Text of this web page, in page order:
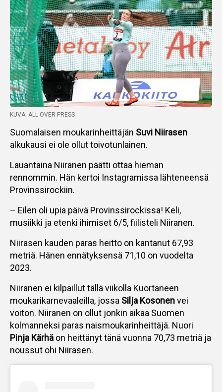
KUVA: ALL OVER PRESS
Suomalaisen moukarinheittäjän Suvi Niirasen
alkukausi ei ole ollut toivotunlainen.
Lauantaina Niiranen päätti ottaa hieman
rennommin. Hän kertoi Instagramissa lähteneensä
Provinssirockiin.
– Eilen oli upia päivä Provinssirockissa! Keli,
musiikki ja etenki ihimiset 6/5, fiilisteli Niiranen.
Niirasen kauden paras heitto on kantanut 67,93
metriä. Hänen ennätyksensä 71,10 on vuodelta
2023.
Niiranen ei kilpaillut tällä viikolla Kuortaneen
moukarikarnevaaleilla, jossa Silja Kosonenvei
voiton. Niiranen on ollut jonkin aikaa Suomen
kolmanneksi paras naismoukarinheittäjä. Nuori
Pinja Kärhä on heittänyt tänä vuonna 70,73 metriä ja
noussut ohi Niirasen.